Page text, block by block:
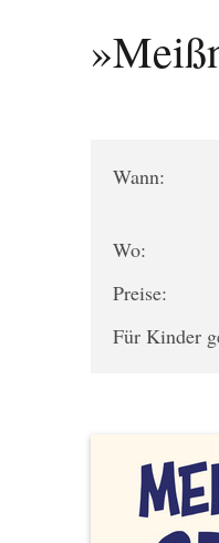
Wann:
Wo:
Preise:
Für Kinder